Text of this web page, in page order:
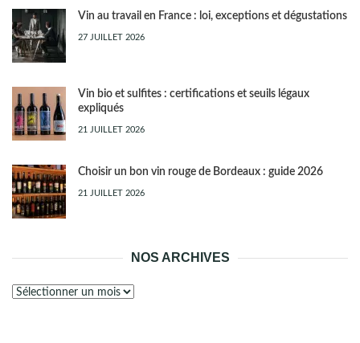
Vin au travail en France : loi, exceptions et dégustations
27 JUILLET 2026
Vin bio et sulfites : certifications et seuils légaux
expliqués
21 JUILLET 2026
Choisir un bon vin rouge de Bordeaux : guide 2026
21 JUILLET 2026
NOS ARCHIVES
Nos